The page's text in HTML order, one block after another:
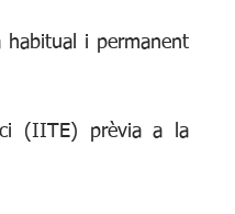
habitual i permanent
(IITE) prèvia a la